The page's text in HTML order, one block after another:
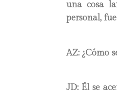
una cosa
personal,
AZ: ¿Cómo
JD: Él se